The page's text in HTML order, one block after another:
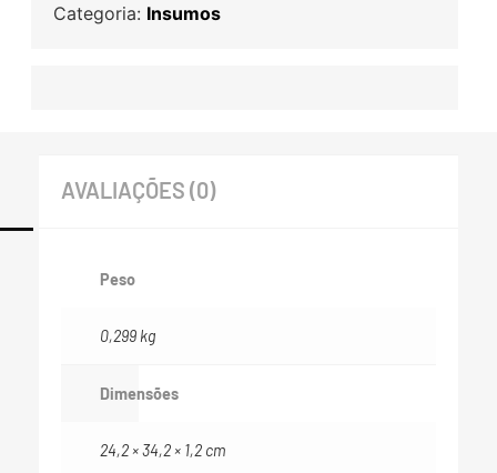
Categoria: Insumos
AVALIAÇÕES (0)
Peso
0,299 kg
Dimensões
24,2 × 34,2 × 1,2 cm